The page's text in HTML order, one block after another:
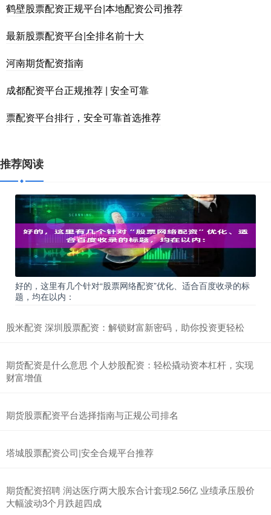
鹤壁股票配资正规平台|本地配资公司推荐
最新股票配资平台|全排名前十大
河南期货配资指南
成都配资平台正规推荐 | 安全可靠
票配资平台排行，安全可靠首选推荐
推荐阅读
好的，这里有几个针对“股票网络配资”优化、适合百度收录的标
题，均在以内：
股米配资 深圳股票配资：解锁财富新密码，助你投资更轻松
期货配资是什么意思 个人炒股配资：轻松撬动资本杠杆，实现
财富增值
期货股票配资平台选择指南与正规公司排名
塔城股票配资公司|安全合规平台推荐
期货配资招聘 润达医疗两大股东合计套现2.56亿 业绩承压股价
大幅波动3个月跌超四成